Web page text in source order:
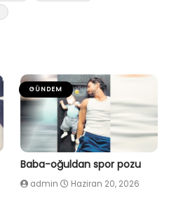
GÜNDEM
Baba-oğuldan spor pozu
admin Haziran 20, 2026